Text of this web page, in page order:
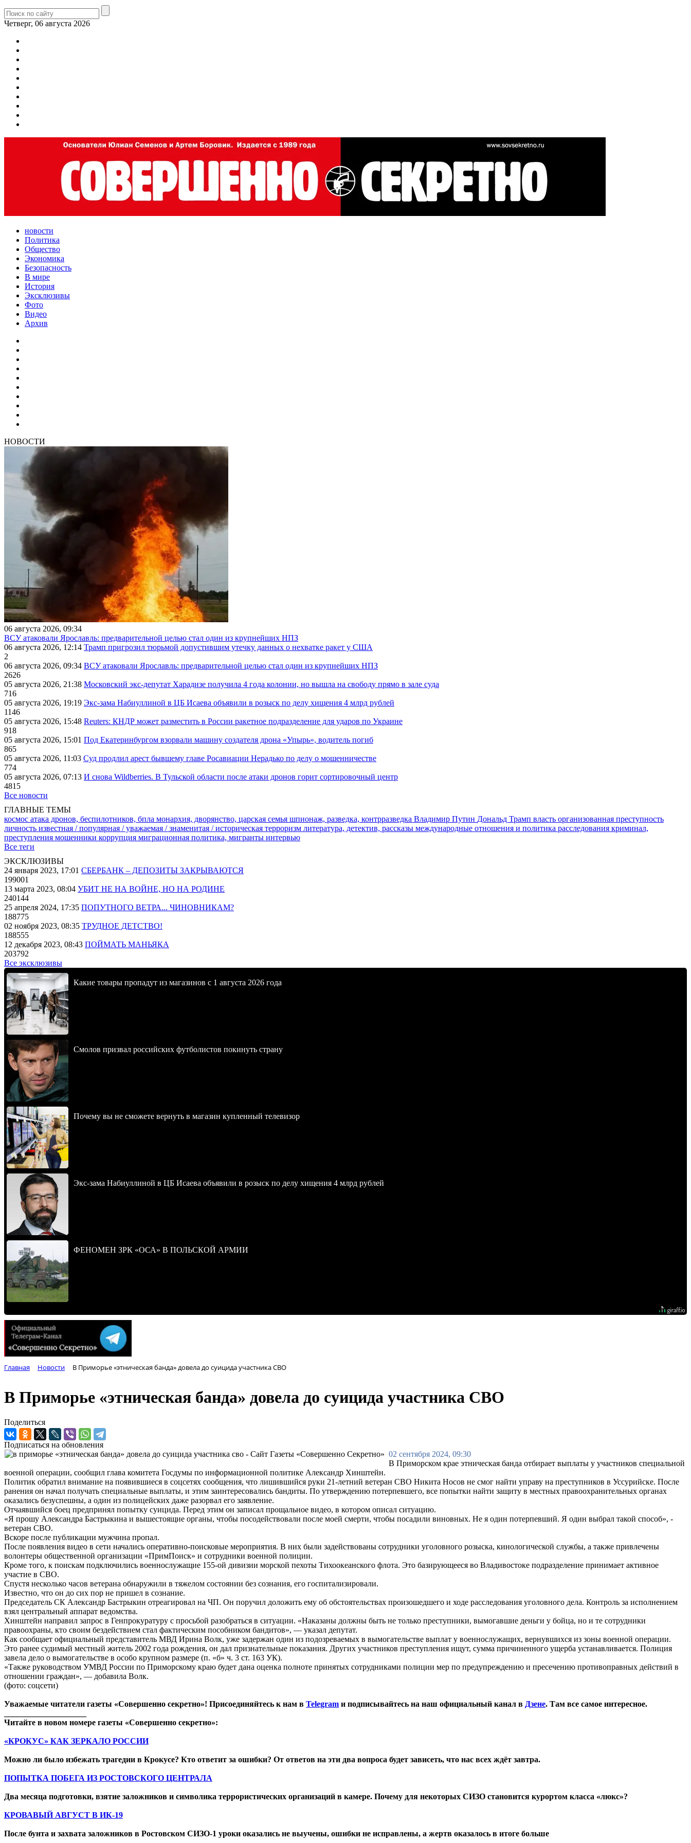
Четверг, 06 августа 2026
новости
Политика
Общество
Экономика
Безопасность
В мире
История
Эксклюзивы
Фото
Видео
Архив
НОВОСТИ
06 августа 2026, 09:34
ВСУ атаковали Ярославль: предварительной целью стал один из крупнейших НПЗ
06 августа 2026, 12:14 Трамп пригрозил тюрьмой допустившим утечку данных о нехватке ракет у США
2
06 августа 2026, 09:34 ВСУ атаковали Ярославль: предварительной целью стал один из крупнейших НПЗ
2626
05 августа 2026, 21:38 Московский экс-депутат Харадизе получила 4 года колонии, но вышла на свободу прямо в зале суда
716
05 августа 2026, 19:19 Экс-зама Набиуллиной в ЦБ Исаева объявили в розыск по делу хищения 4 млрд рублей
1146
05 августа 2026, 15:48 Reuters: КНДР может разместить в России ракетное подразделение для ударов по Украине
918
05 августа 2026, 15:01 Под Екатеринбургом взорвали машину создателя дрона «Упырь», водитель погиб
865
05 августа 2026, 11:03 Суд продлил арест бывшему главе Росавиации Нерадько по делу о мошенничестве
774
05 августа 2026, 07:13 И снова Wildberries. В Тульской области после атаки дронов горит сортировочный центр
4815
Все новости
ГЛАВНЫЕ ТЕМЫ
космос атака дронов, беспилотников, бпла монархия, дворянство, царская семья шпионаж, разведка, контрразведка Владимир Путин Дональд Трамп власть организованная преступность
личность известная / популярная / уважаемая / знаменитая / историческая терроризм литература, детектив, рассказы международные отношения и политика расследования криминал,
преступления мошенники коррупция миграционная политика, мигранты интервью
Все теги
ЭКСКЛЮЗИВЫ
24 января 2023, 17:01 СБЕРБАНК – ДЕПОЗИТЫ ЗАКРЫВАЮТСЯ
199001
13 марта 2023, 08:04 УБИТ НЕ НА ВОЙНЕ, НО НА РОДИНЕ
240144
25 апреля 2024, 17:35 ПОПУТНОГО ВЕТРА... ЧИНОВНИКАМ?
188775
02 ноября 2023, 08:35 ТРУДНОЕ ДЕТСТВО!
188555
12 декабря 2023, 08:43 ПОЙМАТЬ МАНЬЯКА
203792
Все эксклюзивы
Какие товары пропадут из магазинов с 1 августа 2026 года
Смолов призвал российских футболистов покинуть страну
Почему вы не сможете вернуть в магазин купленный телевизор
Экс-зама Набиуллиной в ЦБ Исаева объявили в розыск по делу хищения 4 млрд рублей
ФЕНОМЕН ЗРК «ОСА» В ПОЛЬСКОЙ АРМИИ
Главная Новости В Приморье «этническая банда» довела до суицида участника СВО
В Приморье «этническая банда» довела до суицида участника СВО
Поделиться
Подписаться на обновления
02 сентября 2024, 09:30
В Приморском крае этническая банда отбирает выплаты у участников специальной
военной операции, сообщил глава комитета Госдумы по информационной политике Александр Хинштейн.
Политик обратил внимание на появившиеся в соцсетях сообщения, что лишившийся руки 21-летний ветеран СВО Никита Носов не смог найти управу на преступников в Уссурийске. После
ранения он начал получать специальные выплаты, и этим заинтересовались бандиты. По утверждению потерпевшего, все попытки найти защиту в местных правоохранительных органах
оказались безуспешны, а один из полицейских даже разорвал его заявление.
Отчаявшийся боец предпринял попытку суицида. Перед этим он записал прощальное видео, в котором описал ситуацию.
«Я прошу Александра Бастрыкина и вышестоящие органы, чтобы посодействовали после моей смерти, чтобы посадили виновных. Не я один потерпевший. Я один выбрал такой способ», -
ветеран СВО.
Вскоре после публикации мужчина пропал.
После появления видео в сети начались оперативно-поисковые мероприятия. В них были задействованы сотрудники уголовного розыска, кинологической службы, а также привлечены
волонтеры общественной организации «ПримПоиск» и сотрудники военной полиции.
Кроме того, к поискам подключились военнослужащие 155-ой дивизии морской пехоты Тихоокеанского флота. Это базирующееся во Владивостоке подразделение принимает активное
участие в СВО.
Спустя несколько часов ветерана обнаружили в тяжелом состоянии без сознания, его госпитализировали.
Известно, что он до сих пор не пришел в сознание.
Председатель СК Александр Бастрыкин отреагировал на ЧП. Он поручил доложить ему об обстоятельствах произошедшего и ходе расследования уголовного дела. Контроль за исполнением
взял центральный аппарат ведомства.
Хинштейн направил запрос в Генпрокуратуру с просьбой разобраться в ситуации. «Наказаны должны быть не только преступники, вымогавшие деньги у бойца, но и те сотрудники
правоохраны, кто своим бездействием стал фактическим пособником бандитов», — указал депутат.
Как сообщает официальный представитель МВД Ирина Волк, уже задержан один из подозреваемых в вымогательстве выплат у военнослужащих, вернувшихся из зоны военной операции.
Это ранее судимый местный житель 2002 года рождения, он дал признательные показания. Других участников преступления ищут, сумма причиненного ущерба устанавливается. Полиция
завела дело о вымогательстве в особо крупном размере (п. «б» ч. 3 ст. 163 УК).
«Также руководством УМВД России по Приморскому краю будет дана оценка полноте принятых сотрудниками полиции мер по предупреждению и пресечению противоправных действий в
отношении граждан», — добавила Волк.
(фото: соцсети)
Уважаемые читатели газеты «Совершенно секретно»! Присоединяйтесь к нам в Telegram и подписывайтесь на наш официальный канал в Дзене. Там все самое интересное.
Читайте в новом номере газеты «Совершенно секретно»:
«КРОКУС» КАК ЗЕРКАЛО РОССИИ
Можно ли было избежать трагедии в Крокусе? Кто ответит за ошибки? От ответов на эти два вопроса будет зависеть, что нас всех ждёт завтра.
ПОПЫТКА ПОБЕГА ИЗ РОСТОВСКОГО ЦЕНТРАЛА
Два месяца подготовки, взятие заложников и символика террористических организаций в камере. Почему для некоторых СИЗО становится курортом класса «люкс»?
КРОВАВЫЙ АВГУСТ В ИК-19
После бунта и захвата заложников в Ростовском СИЗО-1 уроки оказались не выучены, ошибки не исправлены, а жертв оказалось в итоге больше